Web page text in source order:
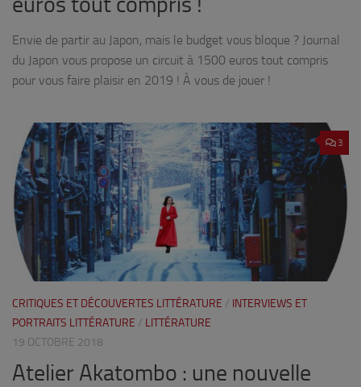
Envie de partir au Japon, mais le budget vous bloque ? Journal
du Japon vous propose un circuit à 1500 euros tout compris
pour vous faire plaisir en 2019 ! À vous de jouer !
3
CRITIQUES ET DÉCOUVERTES LITTÉRATURE / INTERVIEWS ET
PORTRAITS LITTÉRATURE / LITTÉRATURE
19 OCTOBRE 2018
Atelier Akatombo : une nouvelle